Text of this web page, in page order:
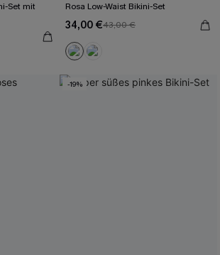
Set mit
Rosa Low-Waist Bikini-Set
34,00 €43,00 €
-19%